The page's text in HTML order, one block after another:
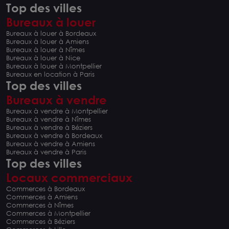
Top des villes
Bureaux à louer
Bureaux à louer à Bordeaux
Bureaux à louer à Amiens
Bureaux à louer à Nîmes
Bureaux à louer à Nice
Bureaux à louer à Montpellier
Bureaux en location à Paris
Top des villes
Bureaux à vendre
Bureaux à vendre à Montpellier
Bureaux à vendre à Nîmes
Bureaux à vendre à Béziers
Bureaux à vendre à Bordeaux
Bureaux à vendre à Amiens
Bureaux à vendre à Paris
Top des villes
Locaux commerciaux
Commerces à Bordeaux
Commerces à Amiens
Commerces à Nîmes
Commerces à Montpellier
Commerces à Béziers